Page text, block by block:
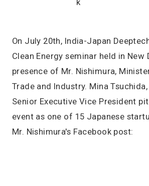
On July 20th, India-Japan
Clean Energy seminar held in New
presence of Mr. Nishimura,
Trade and Industry. Mina Tsuchida,
Senior Executive Vice President
event as one of 15 Japanese
Mr. Nishimura's Facebook post: